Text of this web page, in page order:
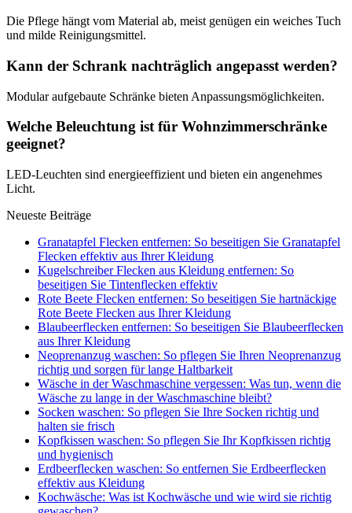
Die Pflege hängt vom Material ab, meist genügen ein weiches Tuch
und milde Reinigungsmittel.
Kann der Schrank nachträglich angepasst werden?
Modular aufgebaute Schränke bieten Anpassungsmöglichkeiten.
Welche Beleuchtung ist für Wohnzimmerschränke
geeignet?
LED-Leuchten sind energieeffizient und bieten ein angenehmes
Licht.
Neueste Beiträge
Granatapfel Flecken entfernen: So beseitigen Sie Granatapfel
Flecken effektiv aus Ihrer Kleidung
Kugelschreiber Flecken aus Kleidung entfernen: So
beseitigen Sie Tintenflecken effektiv
Rote Beete Flecken entfernen: So beseitigen Sie hartnäckige
Rote Beete Flecken aus Ihrer Kleidung
Blaubeerflecken entfernen: So beseitigen Sie Blaubeerflecken
aus Ihrer Kleidung
Neoprenanzug waschen: So pflegen Sie Ihren Neoprenanzug
richtig und sorgen für lange Haltbarkeit
Wäsche in der Waschmaschine vergessen: Was tun, wenn die
Wäsche zu lange in der Waschmaschine bleibt?
Socken waschen: So pflegen Sie Ihre Socken richtig und
halten sie frisch
Kopfkissen waschen: So pflegen Sie Ihr Kopfkissen richtig
und hygienisch
Erdbeerflecken waschen: So entfernen Sie Erdbeerflecken
effektiv aus Kleidung
Kochwäsche: Was ist Kochwäsche und wie wird sie richtig